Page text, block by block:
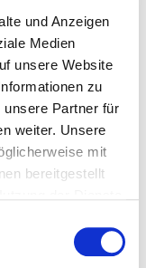
und Anzeigen
Medien
unsere Website
zu
unsere Partner für
weiter. Unsere
mit
bereitgestellt
Brausestrahl
Auslauf für